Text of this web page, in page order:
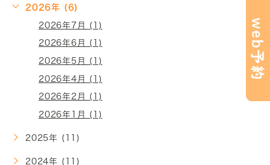
2026年 (6)
2026年7月 (1)
2026年6月 (1)
2026年5月 (1)
2026年4月 (1)
2026年2月 (1)
2026年1月 (1)
2025年 (11)
2024年 (11)